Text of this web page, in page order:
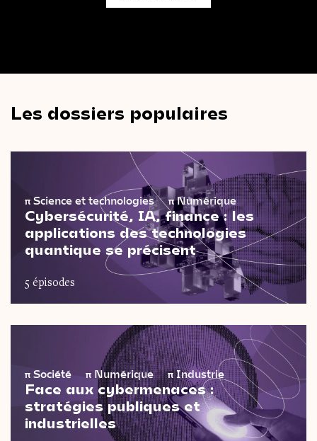
Les dossiers populaires
π Science et technologies πNumérique
Cybersécurité, IA, finance : les
applications des technologies
quantique se précisent
5 épisodes
π Société π Numérique πIndustrie
Face aux cybermenaces :
stratégies publiques et
industrielles